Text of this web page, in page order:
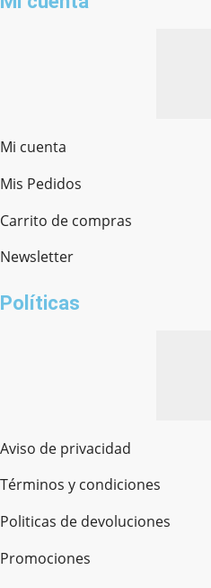
Mi cuenta
Mis Pedidos
Carrito de compras
Newsletter
Políticas
Aviso de privacidad
Términos y condiciones
Politicas de devoluciones
Promociones